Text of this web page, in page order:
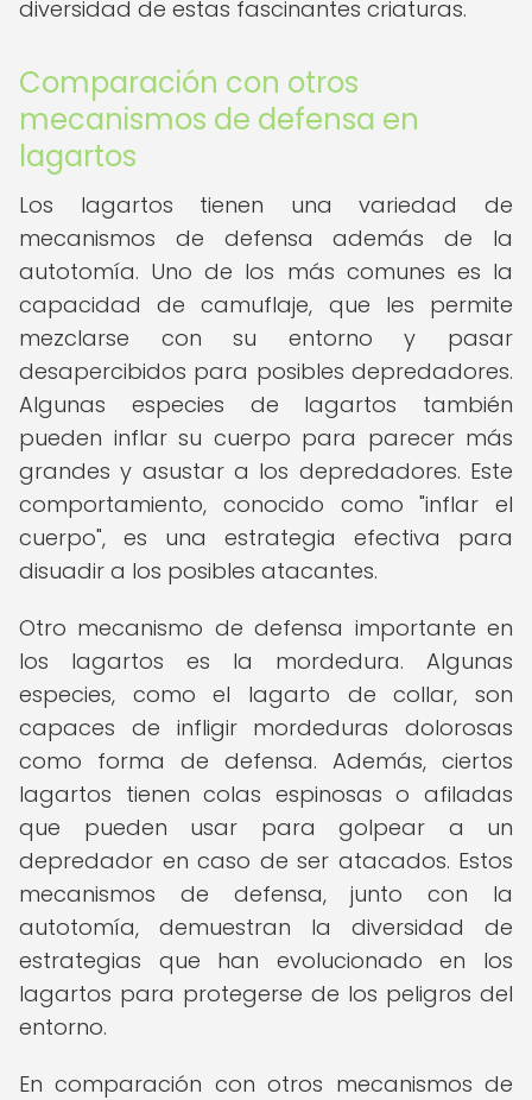
diversidad de estas fascinantes criaturas.
Comparación con otros
mecanismos de defensa en
lagartos
Los lagartos tienen una variedad de
mecanismos de defensa además de la
autotomía. Uno de los más comunes es la
capacidad de camuflaje, que les permite
mezclarse con su entorno y pasar
desapercibidos para posibles depredadores.
Algunas especies de lagartos también
pueden inflar su cuerpo para parecer más
grandes y asustar a los depredadores. Este
comportamiento, conocido como "inflar el
cuerpo", es una estrategia efectiva para
disuadir a los posibles atacantes.
Otro mecanismo de defensa importante en
los lagartos es la mordedura. Algunas
especies, como el lagarto de collar, son
capaces de infligir mordeduras dolorosas
como forma de defensa. Además, ciertos
lagartos tienen colas espinosas o afiladas
que pueden usar para golpear a un
depredador en caso de ser atacados. Estos
mecanismos de defensa, junto con la
autotomía, demuestran la diversidad de
estrategias que han evolucionado en los
lagartos para protegerse de los peligros del
entorno.
En comparación con otros mecanismos de